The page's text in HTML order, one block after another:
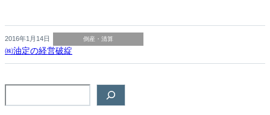
2016年1月14日 倒産・清算
㈱油定の経営破綻